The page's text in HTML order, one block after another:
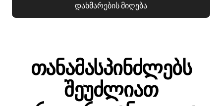
დახმარების მიღება
თანამასპინძლებს
შეუძლიათ